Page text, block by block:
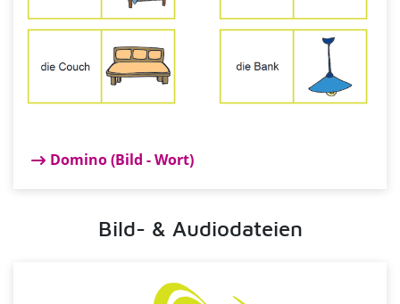
Domino (Bild - Wort)
Bild- & Audiodateien